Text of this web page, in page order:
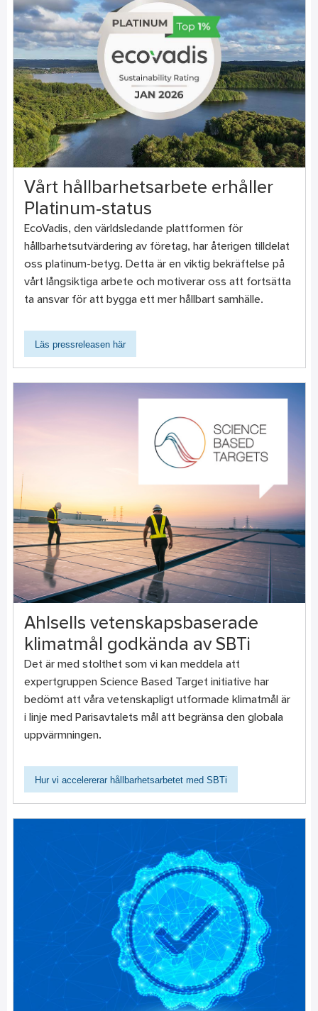
Vårt hållbarhetsarbete erhåller
Platinum-status
EcoVadis, den världsledande plattformen för
hållbarhetsutvärdering av företag, har återigen tilldelat
oss platinum-betyg. Detta är en viktig bekräftelse på
vårt långsiktiga arbete och motiverar oss att fortsätta
ta ansvar för att bygga ett mer hållbart samhälle.
Läs pressreleasen här
Ahlsells vetenskapsbaserade
klimatmål godkända av SBTi
Det är med stolthet som vi kan meddela att
expertgruppen Science Based Target initiative har
bedömt att våra vetenskapligt utformade klimatmål är
i linje med Parisavtalets mål att begränsa den globala
uppvärmningen.
Hur vi accelererar hållbarhetsarbetet med SBTi